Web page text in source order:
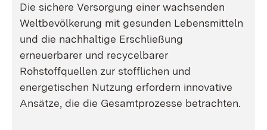
Die sichere Versorgung einer wachsenden
Weltbevölkerung mit gesunden Lebensmitteln
und die nachhaltige Erschließung
erneuerbarer und recycelbarer
Rohstoffquellen zur stofflichen und
energetischen Nutzung erfordern innovative
Ansätze, die die Gesamtprozesse betrachten.